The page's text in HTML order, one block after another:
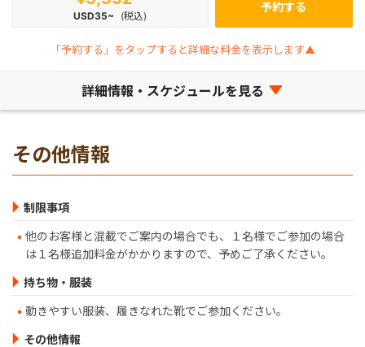
USD35~ (税込)
予約する
「予約する」をタップすると詳細な料金を表示します▲
詳細情報・スケジュールを見る
その他情報
制限事項
他のお客様と混載でご案内の場合でも、１名様でご参加の場合
は１名様追加料金がかかりますので、予めご了承ください。
持ち物・服装
動きやすい服装、履きなれた靴でご参加ください。
その他情報